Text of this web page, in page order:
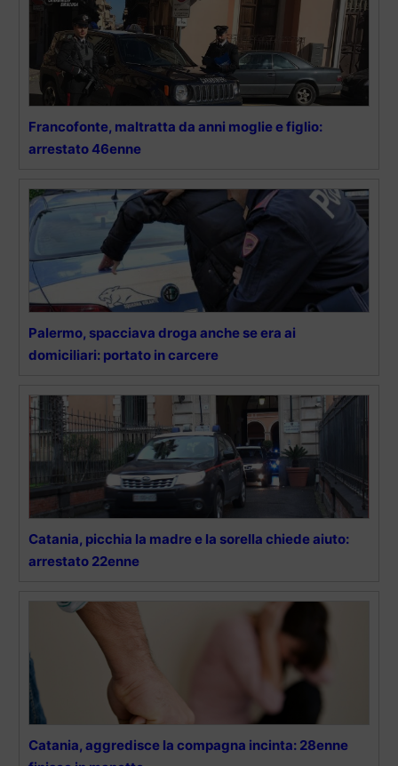
Francofonte, maltratta da anni moglie e figlio:
arrestato 46enne
Palermo, spacciava droga anche se era ai
domiciliari: portato in carcere
Catania, picchia la madre e la sorella chiede aiuto:
arrestato 22enne
Catania, aggredisce la compagna incinta: 28enne